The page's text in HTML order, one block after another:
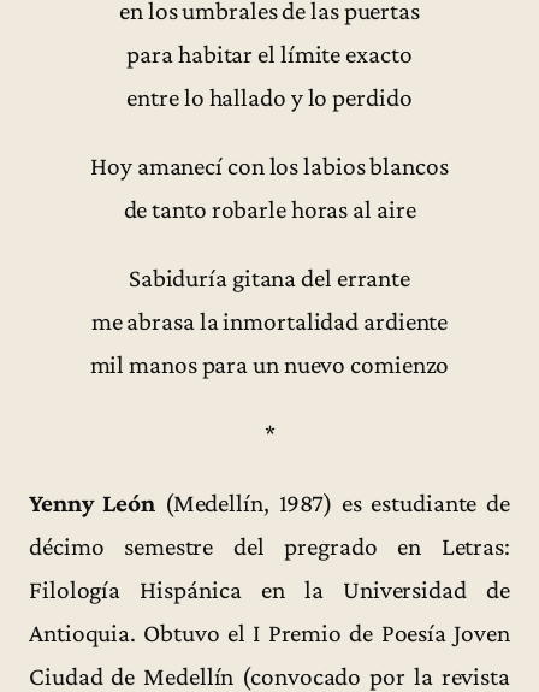
en los umbrales de las puertas
para habitar el límite exacto
entre lo hallado y lo perdido
Hoy amanecí con los labios blancos
de tanto robarle horas al aire
Sabiduría gitana del errante
me abrasa la inmortalidad ardiente
mil manos para un nuevo comienzo
*
Yenny León(Medellín, 1987) es estudiante de
décimo semestre del pregrado en Letras:
Filología Hispánica en la Universidad de
Antioquia. Obtuvo el I Premio de Poesía Joven
Ciudad de Medellín (convocado por la revista